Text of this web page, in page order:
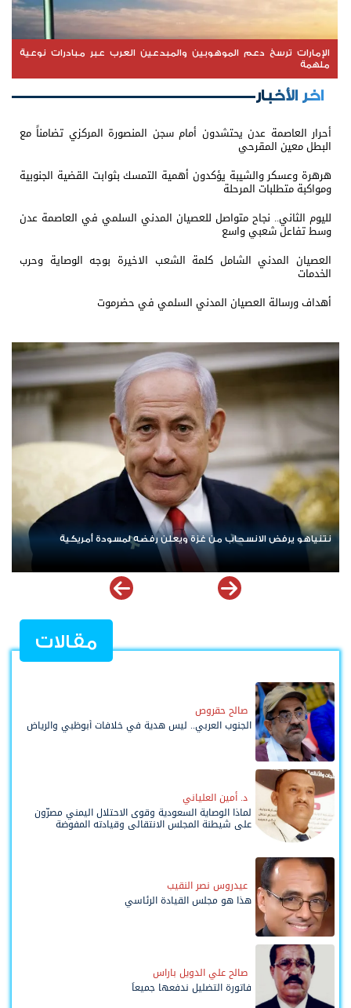
الإمارات ترسخ دعم الموهوبين والمبدعين العرب عبر مبادرات نوعية
ملهمة
اخر الأخبار
أحرار العاصمة عدن يحتشدون أمام سجن المنصورة المركزي تضامناً مع
البطل معين المقرحي
هرهرة وعسكر والشيبة يؤكدون أهمية التمسك بثوابت القضية الجنوبية
ومواكبة متطلبات المرحلة
لليوم الثاني.. نجاح متواصل للعصيان المدني السلمي في العاصمة عدن
وسط تفاعل شعبي واسع
العصيان المدني الشامل كلمة الشعب الاخيرة بوجه الوصاية وحرب
الخدمات
أهداف ورسالة العصيان المدني السلمي في حضرموت
ردا على «خروقات» حزب الله.. إسرائيل تشن ضربات على جنوب لبنان
مقالات
صالح حقروص
الجنوب العربي.. ليس هدية في خلافات أبوظبي والرياض
د. أمين العلياني
لماذا الوصاية السعودية وقوى الاحتلال اليمني مصرّون
على شيطنة المجلس الانتقالي وقيادته المفوضة
عيدروس نصر النقيب
هذا هو مجلس القيادة الرئاسي
صالح علي الدويل باراس
فاتورة التضليل ندفعها جميعاً